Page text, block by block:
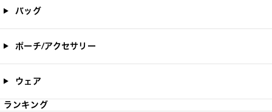
バッグ
ポーチ/アクセサリー
ウェア
ランキング